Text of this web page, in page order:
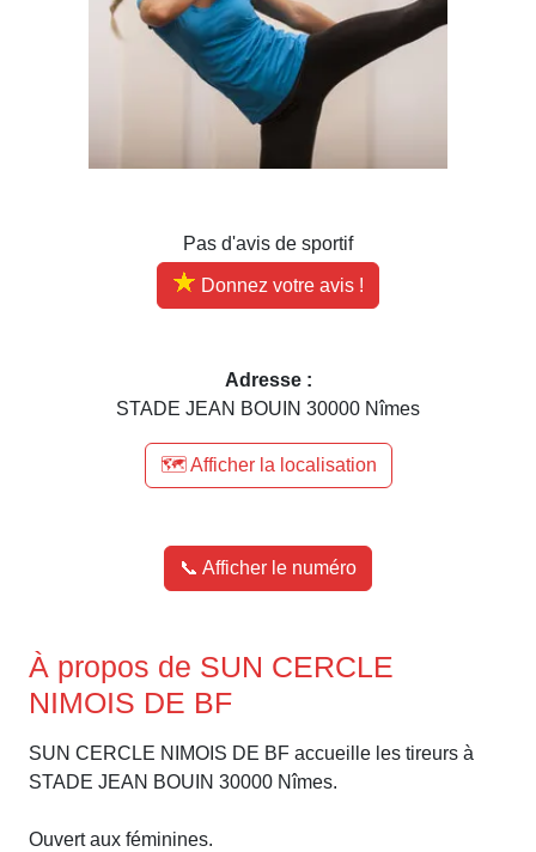
Pas d'avis de sportif
Donnez votre avis !
Adresse :
STADE JEAN BOUIN 30000 Nîmes
🗺️ Afficher la localisation
📞 Afficher le numéro
À propos de SUN CERCLE
NIMOIS DE BF
SUN CERCLE NIMOIS DE BF accueille les tireurs à
STADE JEAN BOUIN 30000 Nîmes.
Ouvert aux féminines.